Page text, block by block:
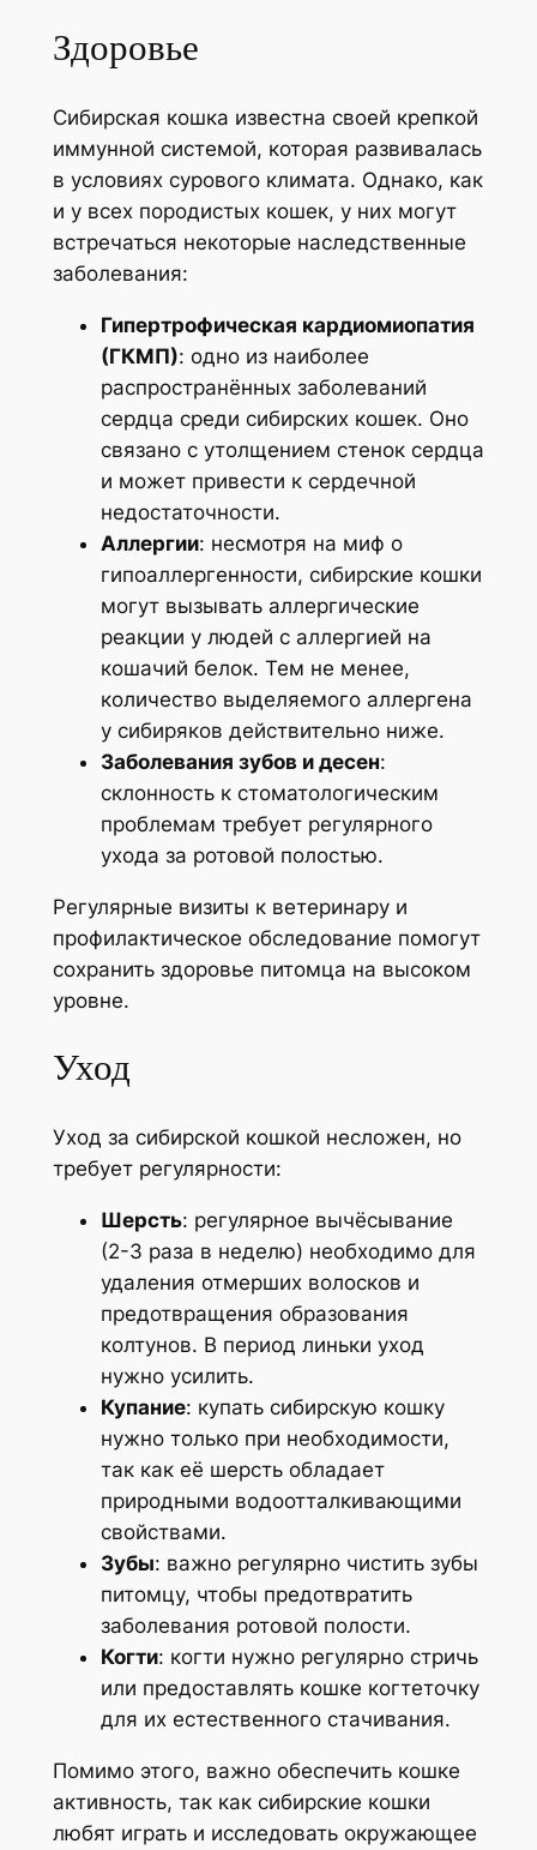
Здоровье
Сибирская кошка известна своей крепкой
иммунной системой, которая развивалась
в условиях сурового климата. Однако, как
и у всех породистых кошек, у них могут
встречаться некоторые наследственные
заболевания:
Гипертрофическая кардиомиопатия
(ГКМП): одно из наиболее
распространённых заболеваний
сердца среди сибирских кошек. Оно
связано с утолщением стенок сердца
и может привести к сердечной
недостаточности.
Аллергии: несмотря на миф о
гипоаллергенности, сибирские кошки
могут вызывать аллергические
реакции у людей с аллергией на
кошачий белок. Тем не менее,
количество выделяемого аллергена
у сибиряков действительно ниже.
Заболевания зубов и десен:
склонность к стоматологическим
проблемам требует регулярного
ухода за ротовой полостью.
Регулярные визиты к ветеринару и
профилактическое обследование помогут
сохранить здоровье питомца на высоком
уровне.
Уход
Уход за сибирской кошкой несложен, но
требует регулярности:
Шерсть: регулярное вычёсывание
(2-3 раза в неделю) необходимо для
удаления отмерших волосков и
предотвращения образования
колтунов. В период линьки уход
нужно усилить.
Купание: купать сибирскую кошку
нужно только при необходимости,
так как её шерсть обладает
природными водоотталкивающими
свойствами.
Зубы: важно регулярно чистить зубы
питомцу, чтобы предотвратить
заболевания ротовой полости.
Когти: когти нужно регулярно стричь
или предоставлять кошке когтеточку
для их естественного стачивания.
Помимо этого, важно обеспечить кошке
активность, так как сибирские кошки
любят играть и исследовать окружающее